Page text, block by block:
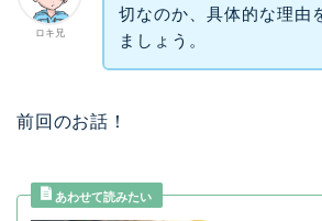
ロキ兄
切なのか、具体的な理由
ましょう。
前回のお話！